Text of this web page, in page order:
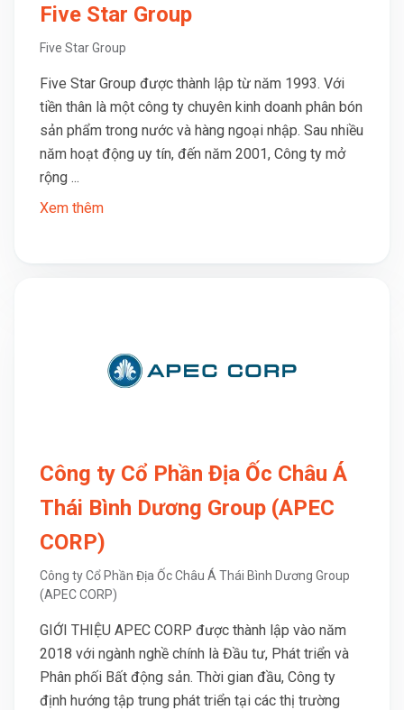
Five Star Group
Five Star Group
Five Star Group được thành lập từ năm 1993. Với
tiền thân là một công ty chuyên kinh doanh phân bón
sản phẩm trong nước và hàng ngoại nhập. Sau nhiều
năm hoạt động uy tín, đến năm 2001, Công ty mở
rộng ...
Xem thêm
Công ty Cổ Phần Địa Ốc Châu Á
Thái Bình Dương Group (APEC
CORP)
Công ty Cổ Phần Địa Ốc Châu Á Thái Bình Dương Group
(APEC CORP)
GIỚI THIỆU APEC CORP được thành lập vào năm
2018 với ngành nghề chính là Đầu tư, Phát triển và
Phân phối Bất động sản. Thời gian đầu, Công ty
định hướng tập trung phát triển tại các thị trường